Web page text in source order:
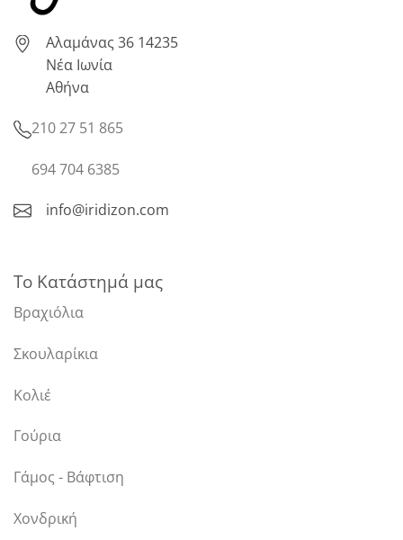
Αλαμάνας 36 14235
Νέα Ιωνία
Αθήνα
210 27 51 865
694 704 6385
info@iridizon.com
Το Κατάστημά μας
Βραχιόλια
Σκουλαρίκια
Κολιέ
Γούρια
Γάμος - Βάφτιση
Χονδρική